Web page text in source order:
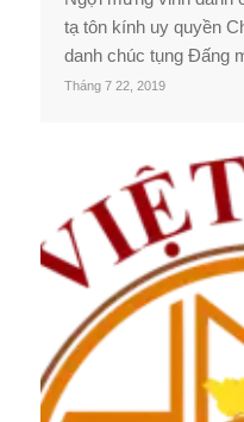
tạ tôn kính uy quyền
danh chúc tụng Đấng
Tháng 7 22, 2019